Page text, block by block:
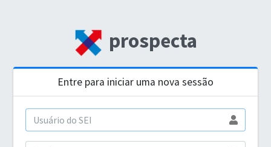
prospecta
Entre para iniciar uma nova sessão